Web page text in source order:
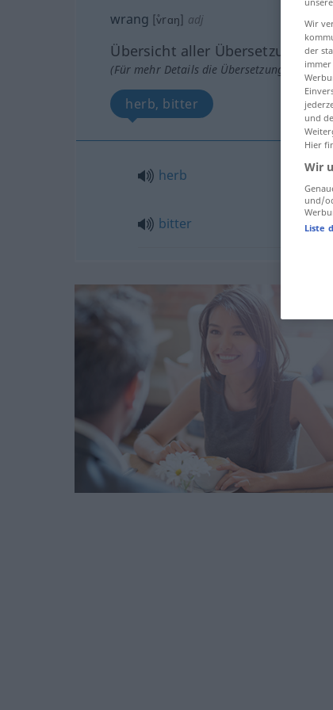
wrang [v̊rɑŋ] adj
Übersicht aller Übersetzungen
(Für mehr Details die Übersetzung
herb, bitter
herb
bitter
Wir
der
und
Hier
Wir
und/
Liste